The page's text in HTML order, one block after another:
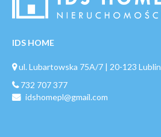
IDS HOME
ul. Lubartowska 75A/7 | 20-123 Lublin
732 707 377
idshomepl@gmail.com